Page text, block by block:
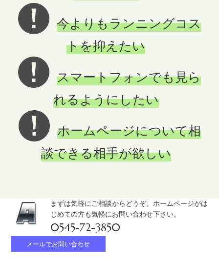
2023.11.09
納品書や請求書、見積書など、複写式の手書き伝票や、レ
ーザープリンタ対応の複写伝票のシステムの構築など、お
客様の現場に適した方法での帳票を提案させていただきま
す。未だにドットインパクトプリンターをお使いの方はぜ
ひ一度ご相談ください。
2023.10.11
お取引先から「電子帳簿保存法」に対応するための請求書
の発行についての依頼が多くなってきました。 指定される
提出システムも様々ですが、アカウントの作成からPDFで
の電子請求書の発行方法について、また、サイトからだけ
2023.09.09
インボイス制度対応の適格請求書の発行準備はお済みでし
ょうか？現在ご利用の請求書発行ソフトウェアのバージョ
ンアップなどが必要になる場合がございます。パソコンの
今よりもランニングコス
トを抑えたい
スマートフォンでも見ら
れるようにしたい
ホームページについて相
談できる相手が欲しい
まずは気軽にご相談からどうぞ。ホームページがは
じめての方も気軽にお問い合わせ下さい。
0545-72-3850
メールでお問い合わせ